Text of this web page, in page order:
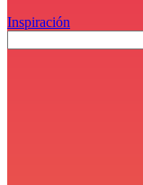
Inspiración